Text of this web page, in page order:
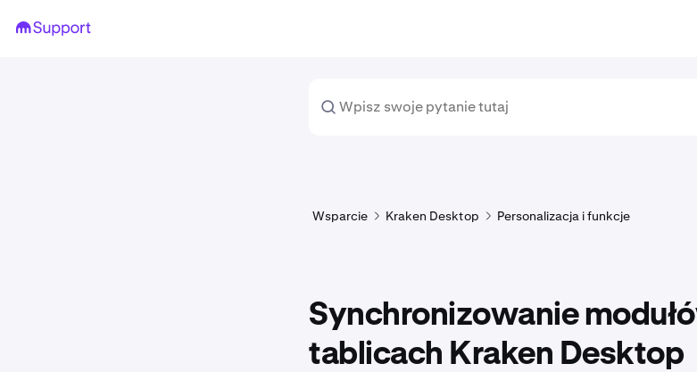
Wsparcie Kraken Desktop Personalizacja i funkcje
Synchronizowanie
tablicach Kraken Desktop